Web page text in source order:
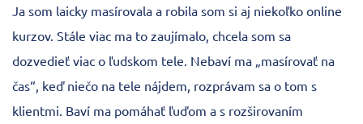
Ja som laicky masírovala a robila som si aj niekoľko online
kurzov. Stále viac ma to zaujímalo, chcela som sa
dozvedieť viac o ľudskom tele. Nebaví ma „masírovať na
čas“, keď niečo na tele nájdem, rozprávam sa o tom s
klientmi. Baví ma pomáhať ľuďom a s rozširovaním